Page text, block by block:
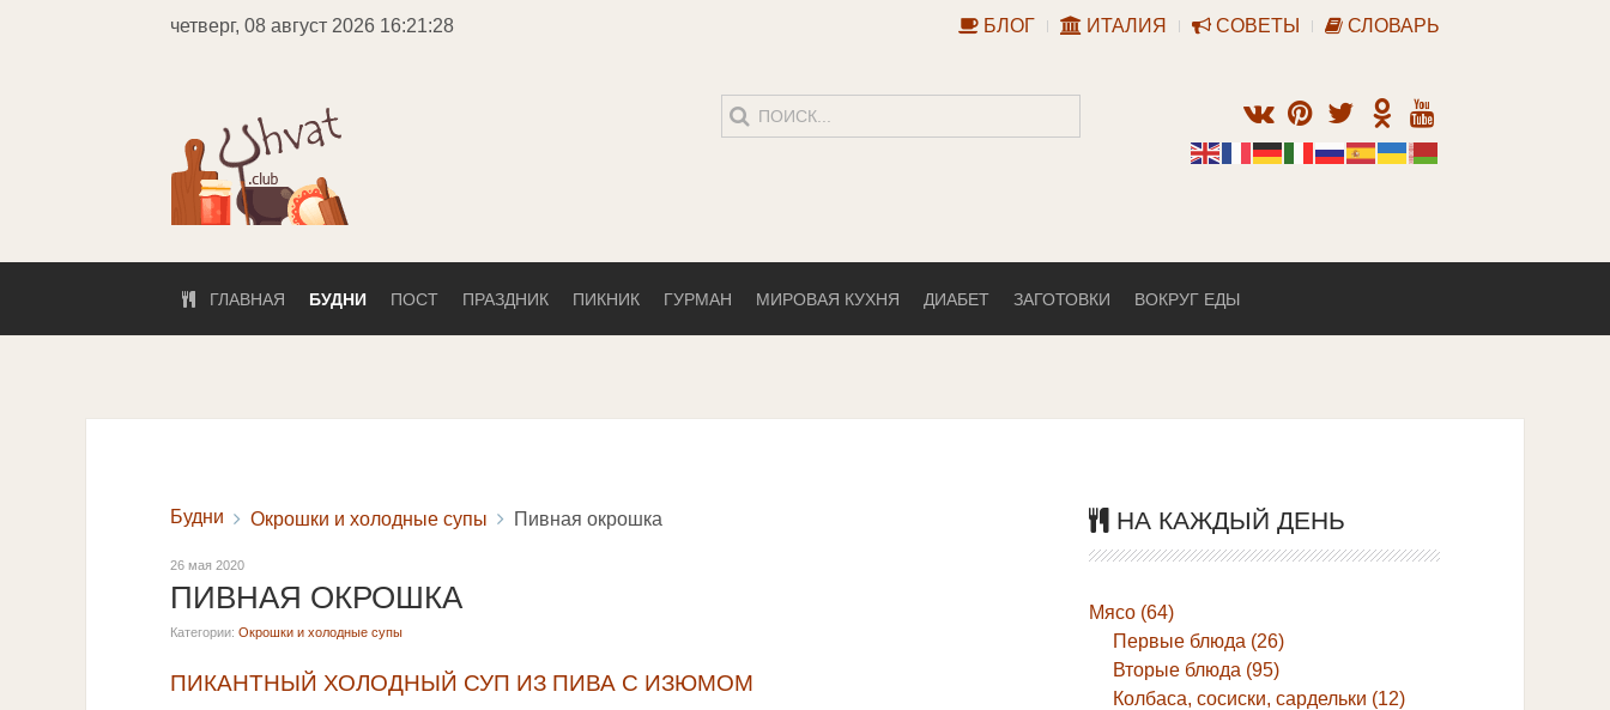
четверг, 08 август 2026 16:21:28 БЛОГ ИТАЛИЯ СОВЕТЫ СЛОВАРЬ
ГЛАВНАЯ БУДНИ ПОСТ ПРАЗДНИК ПИКНИК ГУРМАН МИРОВАЯ КУХНЯ ДИАБЕТ ЗАГОТОВКИ ВОКРУГ ЕДЫ
Будни Окрошки и холодные супы Пивная окрошка
26 мая 2020
ПИВНАЯ ОКРОШКА
Категории: Окрошки и холодные супы
ПИКАНТНЫЙ ХОЛОДНЫЙ СУП ИЗ ПИВА С ИЗЮМОМ
НА КАЖДЫЙ ДЕНЬ
Мясо (64)
Первые блюда (26)
Вторые блюда (95)
Колбаса, сосиски, сардельки (12)